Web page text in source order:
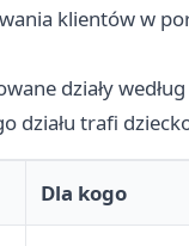
klientów w
działy
działu trafi
Dla kogo